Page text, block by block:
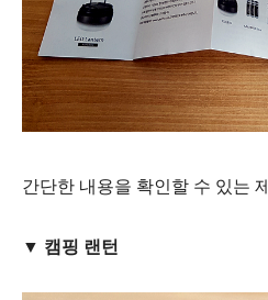
간단한 내용을 확인할 수 있는
▼ 캠핑 랜턴